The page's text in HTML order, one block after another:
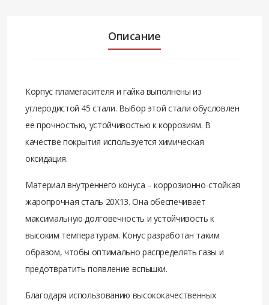
Описание
Корпус пламегасителя и гайка выполнены из
углеродистой 45 стали. Выбор этой стали обусловлен
ее прочностью, устойчивостью к коррозиям. В
качестве покрытия используется химическая
оксидация.
Материал внутреннего конуса – коррозионно-стойкая
жаропрочная сталь 20Х13. Она обеспечивает
максимальную долговечность и устойчивость к
высоким температурам. Конус разработан таким
образом, чтобы оптимально распределять газы и
предотвратить появление вспышки.
Благодаря использованию высококачественных